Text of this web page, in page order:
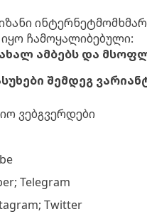
ჩამოყალიბებული:
ამბებს და
შემდეგ
ვებგვერდები
Telegram
Twitter